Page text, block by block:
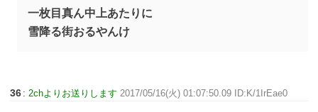
一枚目真ん中上あたりに
雪降る街おるやんけ
36 : 2chよりお送りします 2017/05/16(火) 01:07:50.09 ID:K/1IrEae0